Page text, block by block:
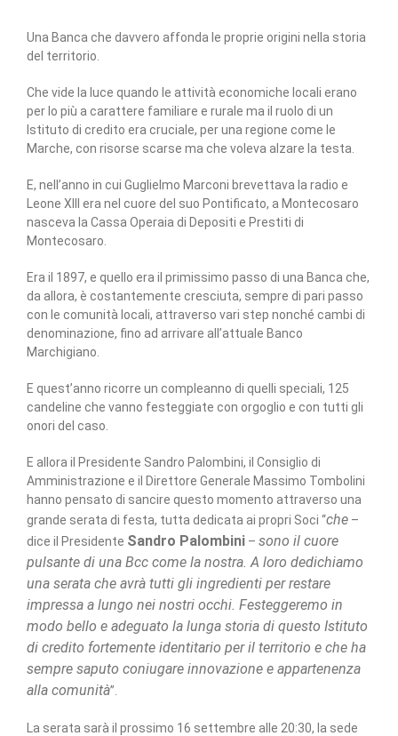
Una Banca che davvero affonda le proprie origini nella storia
del territorio.
Che vide la luce quando le attività economiche locali erano
per lo più a carattere familiare e rurale ma il ruolo di un
Istituto di credito era cruciale, per una regione come le
Marche, con risorse scarse ma che voleva alzare la testa.
E, nell’anno in cui Guglielmo Marconi brevettava la radio e
Leone XIII era nel cuore del suo Pontificato, a Montecosaro
nasceva la Cassa Operaia di Depositi e Prestiti di
Montecosaro.
Era il 1897, e quello era il primissimo passo di una Banca che,
da allora, è costantemente cresciuta, sempre di pari passo
con le comunità locali, attraverso vari step nonché cambi di
denominazione, fino ad arrivare all’attuale Banco
Marchigiano.
E quest’anno ricorre un compleanno di quelli speciali, 125
candeline che vanno festeggiate con orgoglio e con tutti gli
onori del caso.
E allora il Presidente Sandro Palombini, il Consiglio di
Amministrazione e il Direttore Generale Massimo Tombolini
hanno pensato di sancire questo momento attraverso una
grande serata di festa, tutta dedicata ai propri Soci “che –
dice il Presidente Sandro Palombini – sono il cuore
pulsante di una Bcc come la nostra. A loro dedichiamo
una serata che avrà tutti gli ingredienti per restare
impressa a lungo nei nostri occhi. Festeggeremo in
modo bello e adeguato la lunga storia di questo Istituto
di credito fortemente identitario per il territorio e che ha
sempre saputo coniugare innovazione e appartenenza
alla comunità”.
La serata sarà il prossimo 16 settembre alle 20:30, la sede